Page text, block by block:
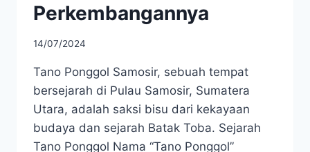
Perkembangannya
14/07/2024
Tano Ponggol Samosir, sebuah tempat
bersejarah di Pulau Samosir, Sumatera
Utara, adalah saksi bisu dari kekayaan
budaya dan sejarah Batak Toba. Sejarah
Tano Ponggol Nama “Tano Ponggol”